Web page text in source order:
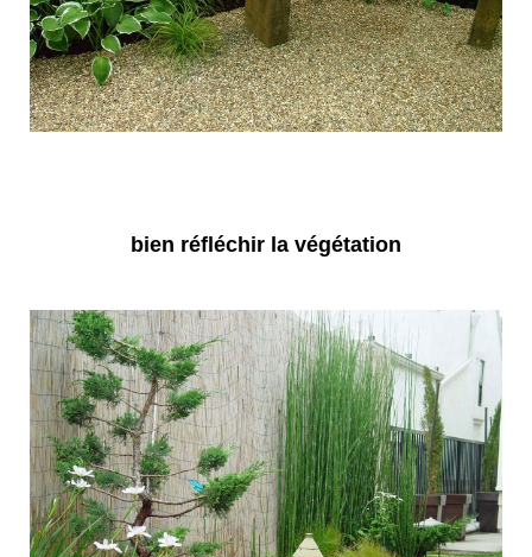
bien réfléchir la végétation